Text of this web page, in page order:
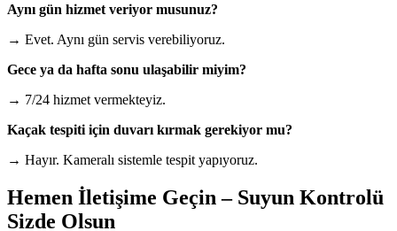
Aynı gün hizmet veriyor musunuz?
→ Evet. Aynı gün servis verebiliyoruz.
Gece ya da hafta sonu ulaşabilir miyim?
→ 7/24 hizmet vermekteyiz.
Kaçak tespiti için duvarı kırmak gerekiyor mu?
→ Hayır. Kameralı sistemle tespit yapıyoruz.
Hemen İletişime Geçin – Suyun Kontrolü
Sizde Olsun